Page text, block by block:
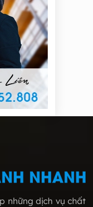
những dịch vụ chất